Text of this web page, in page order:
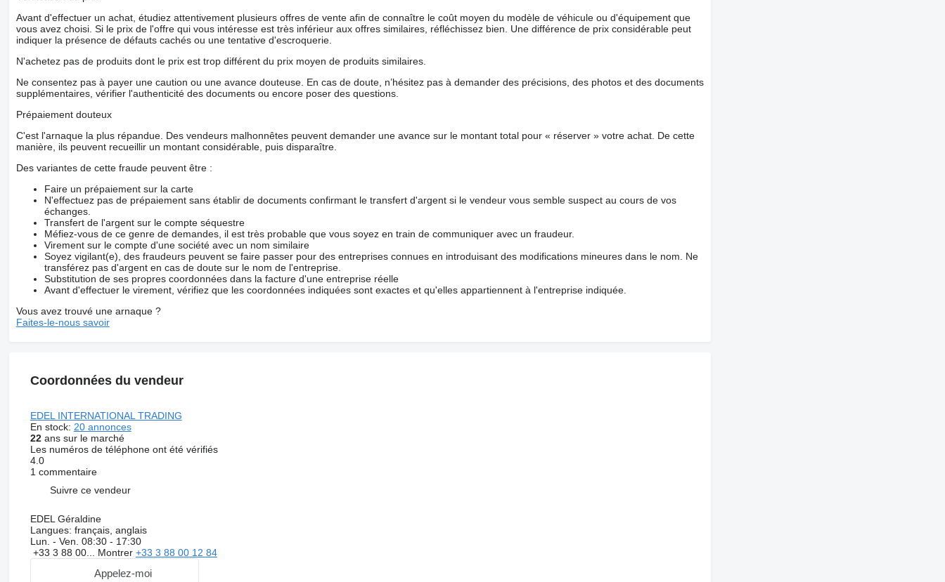
Avant d'effectuer un achat, étudiez attentivement plusieurs offres de vente afin de connaître le coût moyen du modèle de véhicule ou d'équipement que
vous avez choisi. Si le prix de l'offre qui vous intéresse est très inférieur aux offres similaires, réfléchissez bien. Une différence de prix considérable peut
indiquer la présence de défauts cachés ou une tentative d'escroquerie.
N'achetez pas de produits dont le prix est trop différent du prix moyen de produits similaires.
Ne consentez pas à payer une caution ou une avance douteuse. En cas de doute, n’hésitez pas à demander des précisions, des photos et des documents
supplémentaires, vérifier l'authenticité des documents ou encore poser des questions.
Prépaiement douteux
C'est l'arnaque la plus répandue. Des vendeurs malhonnêtes peuvent demander une avance sur le montant total pour « réserver » votre achat. De cette
manière, ils peuvent recueillir un montant considérable, puis disparaître.
Des variantes de cette fraude peuvent être :
Faire un prépaiement sur la carte
N'effectuez pas de prépaiement sans établir de documents confirmant le transfert d'argent si le vendeur vous semble suspect au cours de vos
échanges.
Transfert de l'argent sur le compte séquestre
Méfiez-vous de ce genre de demandes, il est très probable que vous soyez en train de communiquer avec un fraudeur.
Virement sur le compte d'une société avec un nom similaire
Soyez vigilant(e), des fraudeurs peuvent se faire passer pour des entreprises connues en introduisant des modifications mineures dans le nom. Ne
transférez pas d'argent en cas de doute sur le nom de l'entreprise.
Substitution de ses propres coordonnées dans la facture d'une entreprise réelle
Avant d'effectuer le virement, vérifiez que les coordonnées indiquées sont exactes et qu'elles appartiennent à l'entreprise indiquée.
Vous avez trouvé une arnaque ?
Faites-le-nous savoir
Coordonnées du vendeur
EDEL INTERNATIONAL TRADING
En stock: 20 annonces
22ans sur le marché
Les numéros de téléphone ont été vérifiés
4.0
1 commentaire
Suivre ce vendeur
EDEL Géraldine
Langues: français, anglais
Lun. - Ven. 08:30 - 17:30
+33 3 88 00... Montrer +33 3 88 00 12 84
Appelez-moi